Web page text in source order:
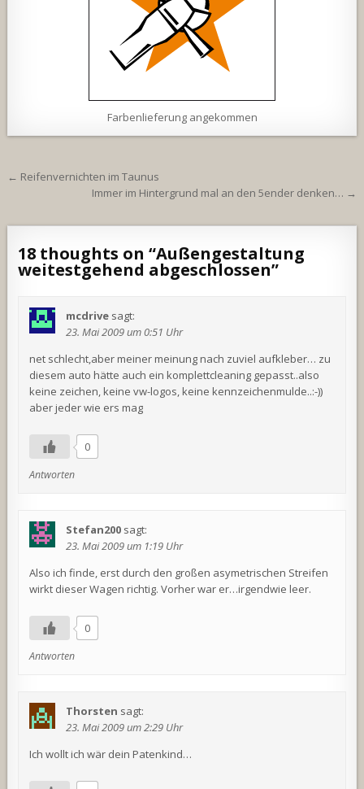
Farbenlieferung angekommen
Beitragsnavigation
← Reifenvernichten im Taunus
Immer im Hintergrund mal an den 5ender denken… →
18 thoughts on “Außengestaltung
weitestgehend abgeschlossen”
mcdrive sagt:
23. Mai 2009 um 0:51 Uhr
net schlecht,aber meiner meinung nach zuviel aufkleber… zu
diesem auto hätte auch ein komplettcleaning gepasst..also
keine zeichen, keine vw-logos, keine kennzeichenmulde..:-))
aber jeder wie ers mag
0
Antworten
Stefan200 sagt:
23. Mai 2009 um 1:19 Uhr
Also ich finde, erst durch den großen asymetrischen Streifen
wirkt dieser Wagen richtig. Vorher war er…irgendwie leer.
0
Antworten
Thorsten sagt:
23. Mai 2009 um 2:29 Uhr
Ich wollt ich wär dein Patenkind…